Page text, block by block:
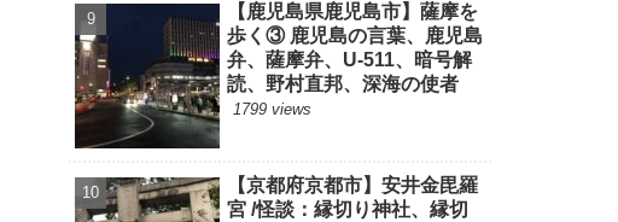
【鹿児島県鹿児島市】薩摩を
歩く③ 鹿児島の言葉、鹿児島
弁、薩摩弁、U-511、暗号解
読、野村直邦、深海の使者
1799 views
【京都府京都市】安井金毘羅
宮 /怪談：縁切り神社、縁切